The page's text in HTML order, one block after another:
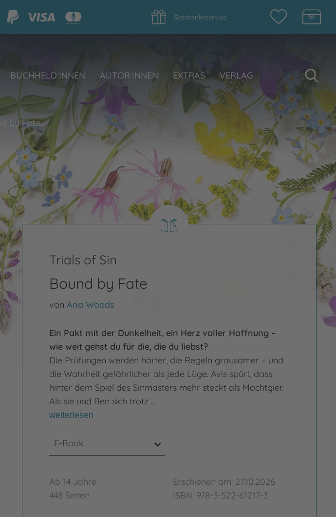
Geschenkeservice
BUCHHELD:INNEN AUTOR:INNEN EXTRAS VERLAG
by Fate
Trials of Sin
Bound by Fate
von Ana Woods
Ein Pakt mit der Dunkelheit, ein Herz voller Hoffnung –
wie weit gehst du für die, die du liebst?
Die Prüfungen werden härter, die Regeln grausamer – und
die Wahrheit gefährlicher als jede Lüge. Avis spürt, dass
hinter dem Spiel des Sinmasters mehr steckt als Machtgier.
Als sie und Ben sich trotz …
weiterlesen
E-Book
Ab 14 Jahre
448 Seiten
Erschienen am: 27.10.2026
ISBN: 978-3-522-61217-3